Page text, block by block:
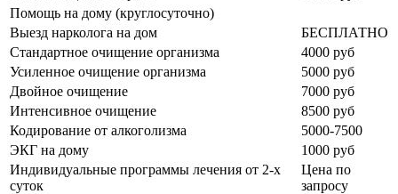
Помощь на дому (круглосуточно)
Выезд нарколога на дом
БЕСПЛАТНО
Стандартное очищение организма
4000 руб
Усиленное очищение организма
5000 руб
Двойное очищение
7000 руб
Интенсивное очищение
8500 руб
Кодирование от алкоголизма
5000-7500
ЭКГ на дому
1000 руб
Индивидуальные программы лечения от 2-х
суток
Цена по
запросу